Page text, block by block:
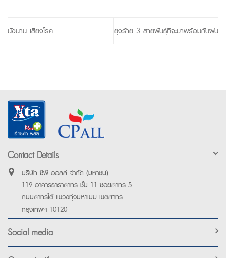
นั่งนาน เสี่ยงโรค ยุงร้าย 3 สายพันธ์ุที่จะมาพร้อมกับฝน
Contact Details
บริษัท ซีพี ออลล์ จำกัด (มหาชน)
119 อาคารธาราสาทร ชั้น 11 ซอยสาทร 5
ถนนสาทรใต้ แขวงทุ่งมหาเมฆ เขตสาทร
กรุงเทพฯ 10120
Social media